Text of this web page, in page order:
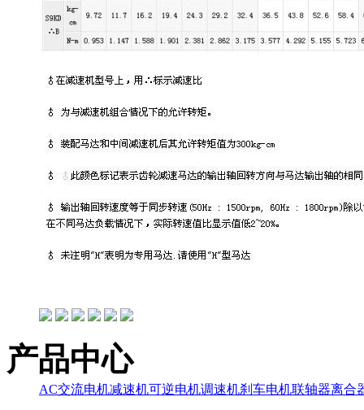
产品中心
AC交流电机减速机可逆电机调速机刹车电机联轴器离合